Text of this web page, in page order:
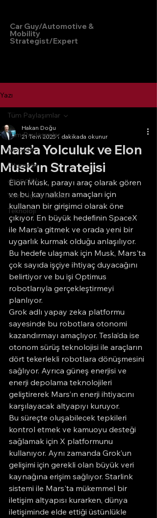
Car Guy/Automotive &
Mobility
Strategist/Expert
Yazı
Tüm Paylaşımlar
Mobilite
Otomotiv
Jeopolitik
Yeme-İçme Kültürü
Teknoloji
Tüm Paylaşımlar
Mars’a Yolculuk ve Elon
Musk’ın Stratejisi
Hakan Doğu
21 Tem 20251 dakikada okunur
Elon Musk, parayı araç olarak gören
ve bu kaynakları amaçları için
kullanan bir girişimci olarak öne
çıkıyor. En büyük hedefinin SpaceX
ile Mars’a gitmek ve orada yeni bir
uygarlık kurmak olduğu anlaşılıyor.
Bu hedefe ulaşmak için Musk, Mars'ta
çok sayıda işçiye ihtiyaç duyacağını
belirtiyor ve bu işi Optimus
robotlarıyla gerçekleştirmeyi
planlıyor.
Grok adlı yapay zeka platformu
sayesinde bu robotlara otonomi
kazandırmayı amaçlıyor. Tesla’da ise
otonom sürüş teknolojisi ile araçların
dört tekerlekli robotlara dönüşmesini
sağlıyor. Ayrıca güneş enerjisi ve
enerji depolama teknolojileri
geliştirerek Mars’ın enerji ihtiyacını
karşılayacak altyapıyı kuruyor.
Bu süreçte oluşabilecek tepkileri
kontrol etmek ve kamuoyu desteği
sağlamak için X platformunu
kullanıyor. Aynı zamanda Grok’un
gelişimi için gerekli olan büyük veri
kaynağına erişim sağlıyor. Starlink
sistemi ile Mars'ta mükemmel bir
iletişim altyapısı kurarken, dünya
iletişiminde elde ettiği üstünlükle